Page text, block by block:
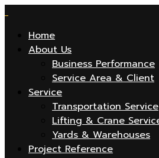
Home
About Us
Business Performance
Service Area & Client
Service
Transportation Service
Lifting & Crane
Yards & Warehouses
Project Reference